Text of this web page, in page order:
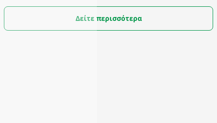
Δείτε περισσότερα